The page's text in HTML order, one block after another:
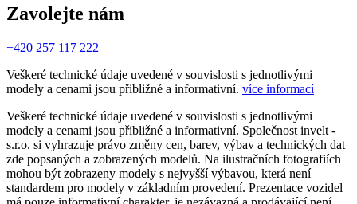
Zavolejte nám
+420 257 117 222
Veškeré technické údaje uvedené v souvislosti s jednotlivými
modely a cenami jsou přibližné a informativní. více informací
Veškeré technické údaje uvedené v souvislosti s jednotlivými
modely a cenami jsou přibližné a informativní. Společnost invelt -
s.r.o. si vyhrazuje právo změny cen, barev, výbav a technických dat
zde popsaných a zobrazených modelů. Na ilustračních fotografiích
mohou být zobrazeny modely s nejvyšší výbavou, která není
standardem pro modely v základním provedení. Prezentace vozidel